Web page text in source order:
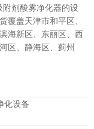
剂酸雾净化器的设
覆盖天津市和平区、
海新区、东丽区、西
区、静海区、蓟州
化设备